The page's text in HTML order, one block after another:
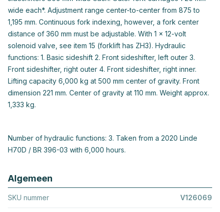
wide each*. Adjustment range center-to-center from 875 to
1,195 mm. Continuous fork indexing, however, a fork center
distance of 360 mm must be adjustable. With 1 x 12-volt
solenoid valve, see item 15 (forklift has ZH3). Hydraulic
functions: 1. Basic sideshift 2. Front sideshifter, left outer 3.
Front sideshifter, right outer 4. Front sideshifter, right inner.
Lifting capacity 6,000 kg at 500 mm center of gravity. Front
dimension 221 mm. Center of gravity at 110 mm. Weight approx.
1,333 kg.
Number of hydraulic functions: 3. Taken from a 2020 Linde
H70D / BR 396-03 with 6,000 hours.
Algemeen
SKU nummer V126069